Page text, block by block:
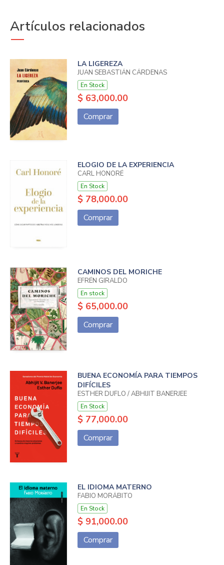
Artículos relacionados
LA LIGEREZA
JUAN SEBASTIÁN CÁRDENAS
En Stock
$ 63,000.00
Comprar
ELOGIO DE LA EXPERIENCIA
CARL HONORÉ
En Stock
$ 78,000.00
Comprar
CAMINOS DEL MORICHE
EFRÉN GIRALDO
En stock
$ 65,000.00
Comprar
BUENA ECONOMÍA PARA TIEMPOS
DIFÍCILES
ESTHER DUFLO / ABHIJIT BANERJEE
En Stock
$ 77,000.00
Comprar
EL IDIOMA MATERNO
FABIO MORÁBITO
En Stock
$ 91,000.00
Comprar